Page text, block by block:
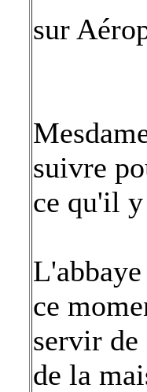
sur
suivre
ce qu'il
ce
servir de
de la